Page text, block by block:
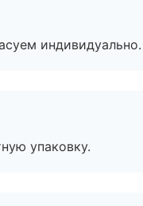
индивидуально.
упаковку.